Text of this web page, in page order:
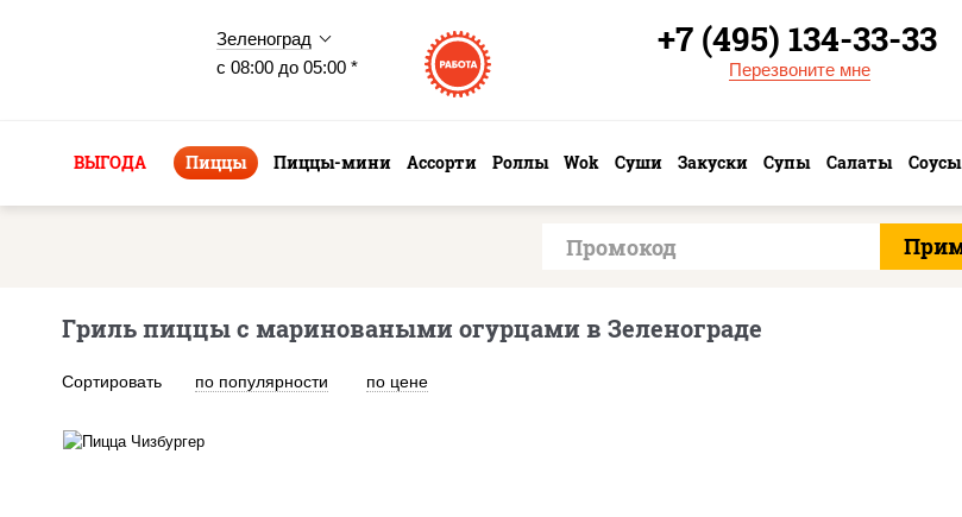
Зеленоград
с 08:00 до 05:00 *
+7 (495) 134-33-33
Перезвоните мне
ВЫГОДА Пиццы Пиццы-мини Ассорти Роллы Wok Суши Закуски Супы Салаты Соусы
Гриль пиццы с мариноваными огурцами в Зеленограде
Сортировать по популярности по цене